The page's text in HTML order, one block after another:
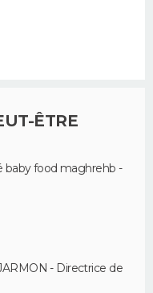
ÊTRE
baby food maghrehb -
- Directrice de